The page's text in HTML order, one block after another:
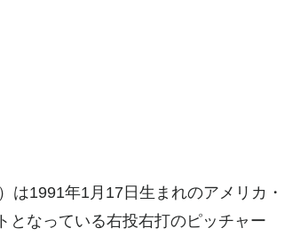
は1991年1月17日生まれのアメリカ・
となっている右投右打のピッチャー